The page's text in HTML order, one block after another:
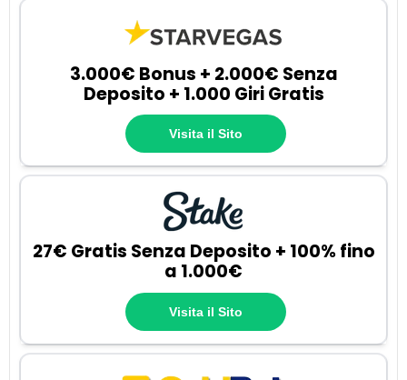
3.000€ Bonus + 2.000€ Senza
Deposito + 1.000 Giri Gratis
Visita il Sito
27€ Gratis Senza Deposito + 100% fino
a 1.000€
Visita il Sito